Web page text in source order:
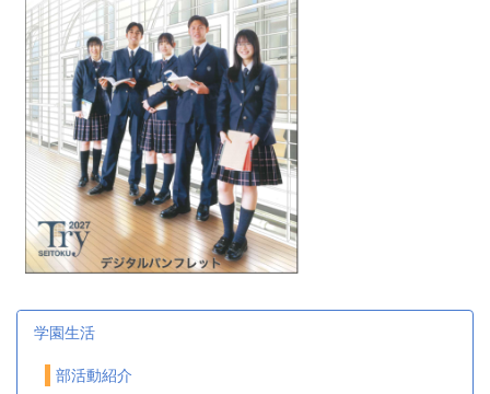
学園生活
部活動紹介